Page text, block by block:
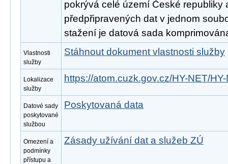
pokrývá celé území České republiky
předpřipravených dat v jednom
stažení je datová sada
Vlastnosti
služby
Stáhnout dokument vlastnosti služby
Lokalizace
služby
https://atom.cuzk.gov.cz/HY-NET/
Datové sady
poskytované
službou
Poskytovaná data
Omezení a
podmínky
přístupu a
Zásady užívání dat a služeb ZÚ